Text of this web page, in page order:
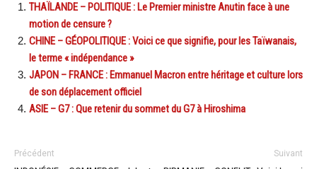
THAÏLANDE – POLITIQUE : Le Premier ministre Anutin face à une
motion de censure ?
CHINE – GÉOPOLITIQUE : Voici ce que signifie, pour les Taïwanais,
le terme « indépendance »
JAPON – FRANCE : Emmanuel Macron entre héritage et culture lors
de son déplacement officiel
ASIE – G7 : Que retenir du sommet du G7 à Hiroshima
Précédent Suivant